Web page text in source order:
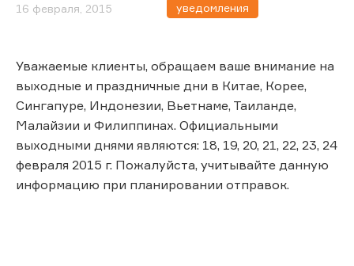
16 февраля, 2015 уведомления
Уважаемые клиенты, обращаем ваше внимание на
выходные и праздничные дни в Китае, Корее,
Сингапуре, Индонезии, Вьетнаме, Таиланде,
Малайзии и Филиппинах. Официальными
выходными днями являются: 18, 19, 20, 21, 22, 23, 24
февраля 2015 г. Пожалуйста, учитывайте данную
информацию при планировании отправок.